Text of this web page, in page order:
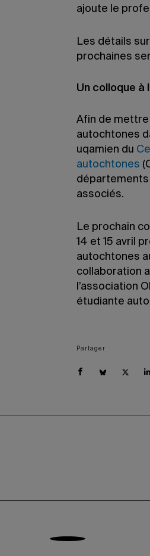
ajoute le
Les détails
prochaines
Un colloque à
Afin de
autochtones
uqamien du
autochtones
associés.
Le prochain
14 et 15 avril
autochtones
collaboration
l’association
étudiante
Partager